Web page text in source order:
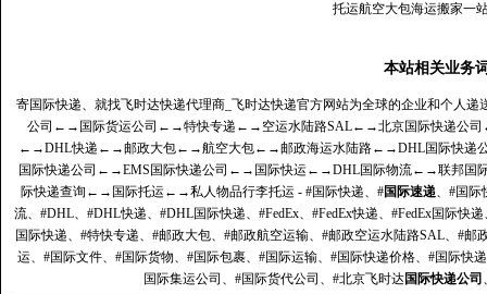
托运航空大包海运搬家一
本站相关业务
寄国际快递、就找飞时达快递代理商_飞时达快递官方网站为全球的企业和个人递
公司 ←→ 国际货运公司 ←→特快专递 ←→ 空运水陆路SAL←→北京国际快递公司
←→DHL快递 ←→邮政大包←→航空大包←→邮政海运水陆路←→DHL国际快递
国际快递公司 ←→EMS国际快递公司 ←→ 国际快运←→DHL国际物流←→联邦国
际快递查询 ←→ 国际托运←→私人物品行李托运 - #国际快递、#国际速递、#国际
流、#DHL、#DHL快递、#DHL国际快递、#FedEx、#FedEx快递、#FedEx国际快
国际快递、#特快专递、#邮政大包、#邮政航空运输、#邮政空运水陆路SAL、#
运、#国际文件、#国际货物、#国际包裹、#国际运输、#国际快递价格、#国际快
国际集运公司、#国际货代公司、#北京飞时达国际快递公司